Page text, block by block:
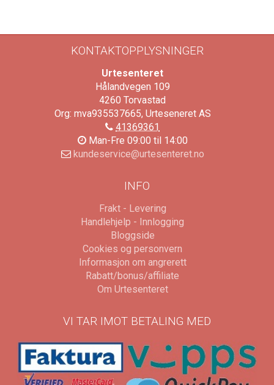
KONTAKTOPPLYSNINGER
Urtesenteret
Hålandvegen 109
4260 Torvastad
Org: mva935537665, Urteseneret AS
41369361
Man-Fre 09:00 til 14:00
kundeservice@urtesenteret.no
INFO
Frakt - Levering
Handlehjelp - Innlogging
Bloggside
Cookies og personvern
Informasjon om angrerett
Rabatt/bonus/affiliate
Om Urtesenteret
VI TAR IMOT BETALING MED